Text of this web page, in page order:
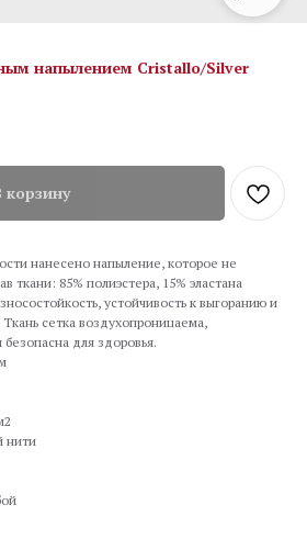
напылением Cristallo/Silver
корзину
нанесено напыление, которое не
ткани: 85% полиэстера, 15% эластана
устойчивость к выгоранию и
сетка воздухопроницаема,
для здоровья.
нити